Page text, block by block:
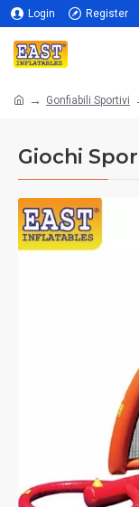
Login Register
Gonfiabili Sportivi
Giochi